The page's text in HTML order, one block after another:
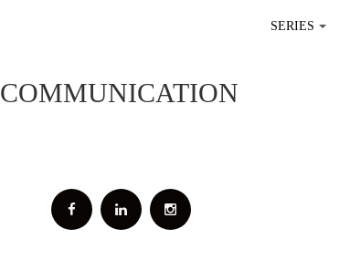
SERIES
COMMUNICATION